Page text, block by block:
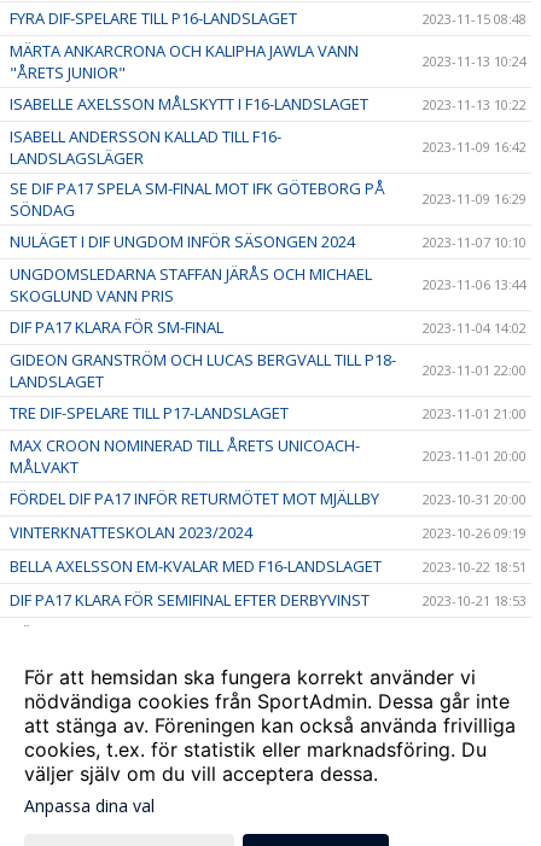
FYRA DIF-SPELARE TILL P16-LANDSLAGET 2023-11-15 08:48
MÄRTA ANKARCRONA OCH KALIPHA JAWLA VANN
"ÅRETS JUNIOR"
2023-11-13 10:24
ISABELLE AXELSSON MÅLSKYTT I F16-LANDSLAGET 2023-11-13 10:22
ISABELL ANDERSSON KALLAD TILL F16-
LANDSLAGSLÄGER
2023-11-09 16:42
SE DIF PA17 SPELA SM-FINAL MOT IFK GÖTEBORG PÅ
SÖNDAG
2023-11-09 16:29
NULÄGET I DIF UNGDOM INFÖR SÄSONGEN 2024 2023-11-07 10:10
UNGDOMSLEDARNA STAFFAN JÄRÅS OCH MICHAEL
SKOGLUND VANN PRIS
2023-11-06 13:44
DIF PA17 KLARA FÖR SM-FINAL 2023-11-04 14:02
GIDEON GRANSTRÖM OCH LUCAS BERGVALL TILL P18-
LANDSLAGET
2023-11-01 22:00
TRE DIF-SPELARE TILL P17-LANDSLAGET 2023-11-01 21:00
MAX CROON NOMINERAD TILL ÅRETS UNICOACH-
MÅLVAKT
2023-11-01 20:00
FÖRDEL DIF PA17 INFÖR RETURMÖTET MOT MJÄLLBY 2023-10-31 20:00
VINTERKNATTESKOLAN 2023/2024 2023-10-26 09:19
BELLA AXELSSON EM-KVALAR MED F16-LANDSLAGET 2023-10-22 18:51
DIF PA17 KLARA FÖR SEMIFINAL EFTER DERBYVINST 2023-10-21 18:53
TVÅ DIF-SPELARE TILL P15-LANDSLAGET FUTURE TEAM 2023-10-09 18:55
DJURGÅRDSFESTIVALEN 9 SEPTEMBER 2023-09-08 19:16
Stockholmsmästerskapen firar 20 år 2023-08-17 19:17
För att hemsidan ska fungera korrekt använder vi
nödvändiga cookies från SportAdmin. Dessa går inte
att stänga av. Föreningen kan också använda frivilliga
cookies, t.ex. för statistik eller marknadsföring. Du
väljer själv om du vill acceptera dessa.
Anpassa dina val